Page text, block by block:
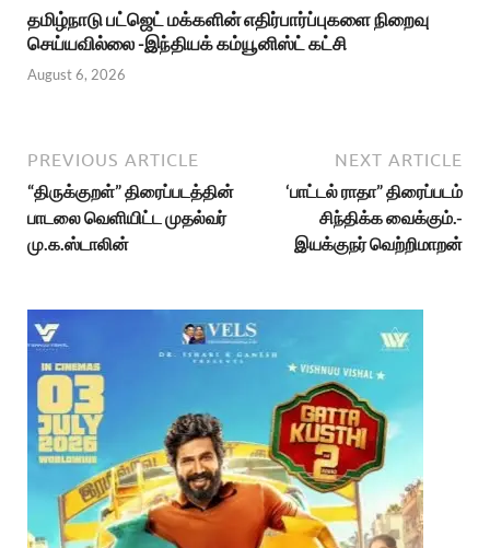
தமிழ்நாடு பட்ஜெட் மக்களின் எதிர்பார்ப்புகளை நிறைவு
செய்யவில்லை -இந்தியக் கம்யூனிஸ்ட் கட்சி
August 6, 2026
PREVIOUS ARTICLE
“திருக்குறள்” திரைப்படத்தின்
பாடலை வெளியிட்ட முதல்வர்
மு.க.ஸ்டாலின்
NEXT ARTICLE
‘பாட்டல் ராதா” திரைப்படம்
சிந்திக்க வைக்கும்.-
இயக்குநர் வெற்றிமாறன்